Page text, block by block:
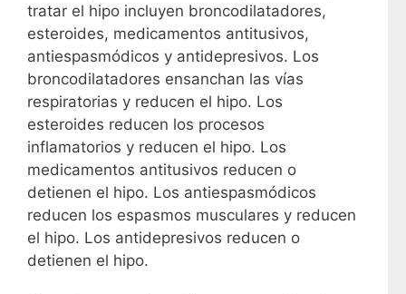
tratar el hipo incluyen broncodilatadores,
esteroides, medicamentos antitusivos,
antiespasmódicos y antidepresivos. Los
broncodilatadores ensanchan las vías
respiratorias y reducen el hipo. Los
esteroides reducen los procesos
inflamatorios y reducen el hipo. Los
medicamentos antitusivos reducen o
detienen el hipo. Los antiespasmódicos
reducen los espasmos musculares y reducen
el hipo. Los antidepresivos reducen o
detienen el hipo.